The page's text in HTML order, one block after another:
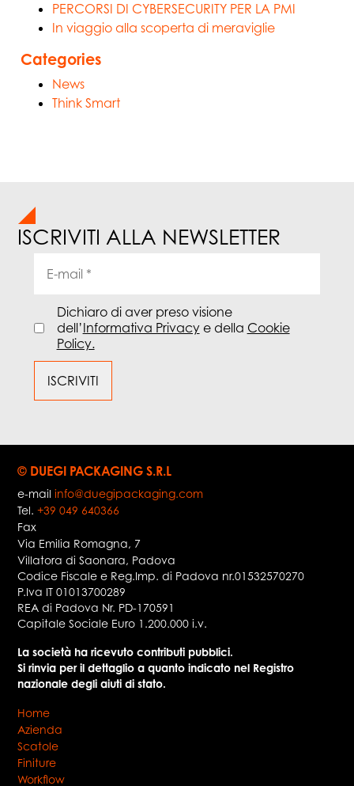
PERCORSI DI CYBERSECURITY PER LA PMI
In viaggio alla scoperta di meraviglie
Categories
News
Think Smart
ISCRIVITI ALLA NEWSLETTER
Dichiaro di aver preso visione
dell’Informativa Privacye della Cookie
Policy.
© DUEGI PACKAGING S.R.L
e-mailinfo@duegipackaging.com
Tel.+39 049 640366
Fax
Via Emilia Romagna, 7
Villatora di Saonara, Padova
Codice Fiscale e Reg.Imp. di Padova nr.01532570270
P.Iva IT 01013700289
REA di Padova Nr. PD-170591
Capitale Sociale Euro 1.200.000 i.v.
La società ha ricevuto contributi pubblici.
Si rinvia per il dettaglio a quanto indicato nel Registro
nazionale degli aiuti di stato.
Home
Azienda
Scatole
Finiture
Workflow